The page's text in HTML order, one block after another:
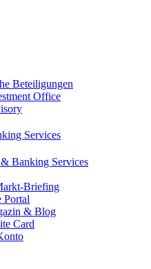
Beteiligungen
Office
Services
Banking Services
Briefing
Portal
& Blog
Card